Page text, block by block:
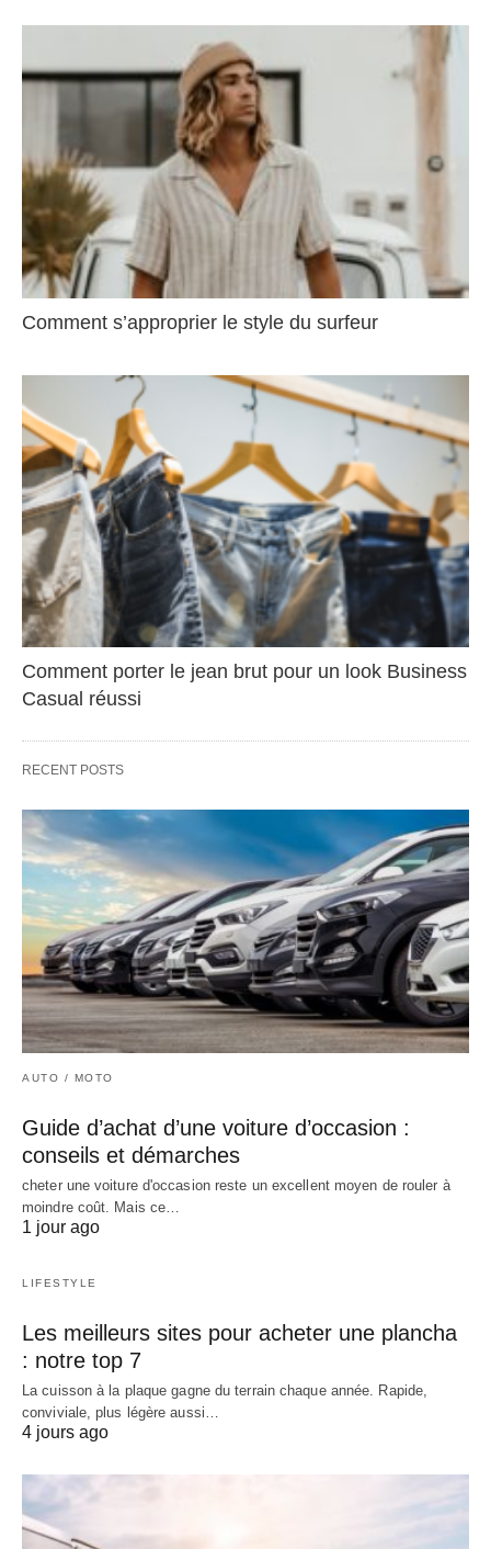
Comment s’approprier le style du surfeur
Comment porter le jean brut pour un look Business
Casual réussi
RECENT POSTS
AUTO / MOTO
Guide d’achat d’une voiture d’occasion :
conseils et démarches
cheter une voiture d'occasion reste un excellent moyen de rouler à
moindre coût. Mais ce…
1 jour ago
LIFESTYLE
Les meilleurs sites pour acheter une plancha
: notre top 7
La cuisson à la plaque gagne du terrain chaque année. Rapide,
conviviale, plus légère aussi…
4 jours ago